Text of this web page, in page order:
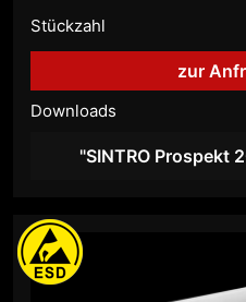
Stückzahl
zur
Downloads
"SINTRO Prospekt